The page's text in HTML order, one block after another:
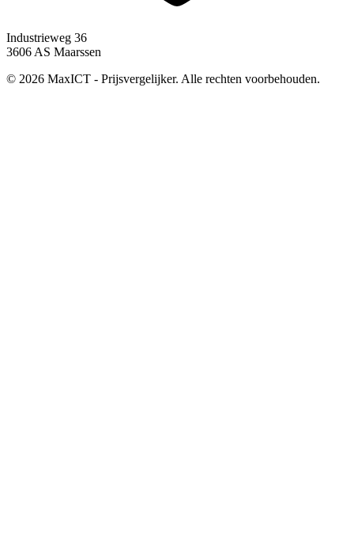
Industrieweg 36
3606 AS Maarssen
© 2026 MaxICT - Prijsvergelijker. Alle rechten voorbehouden.